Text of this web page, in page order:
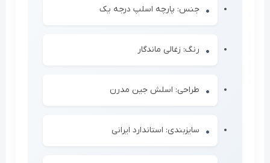
جنس: پارچه اسلپ درجه یک
رنگ: زغالی ماندگار
طراحی: اسلش جین مدرن
سایزبندی: استاندارد ایرانی